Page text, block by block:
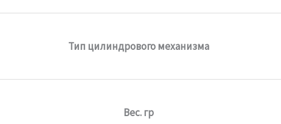
Тип цилиндрового механизма
Вес. гр